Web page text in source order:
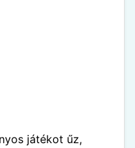
játékot űz,